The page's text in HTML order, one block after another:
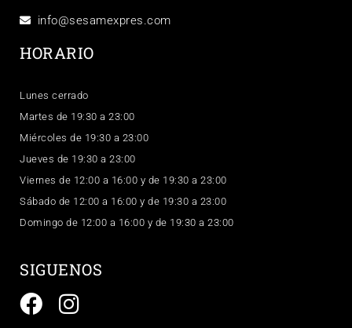
info@sesamexpres.com
HORARIO
Lunes cerrado
Martes de 19:30 a 23:00
Miércoles de 19:30 a 23:00
Jueves de 19:30 a 23:00
Viernes de 12:00 a 16:00 y de 19:30 a 23:00
Sábado de 12:00 a 16:00 y de 19:30 a 23:00
Domingo de 12:00 a 16:00 y de 19:30 a 23:00
SIGUENOS